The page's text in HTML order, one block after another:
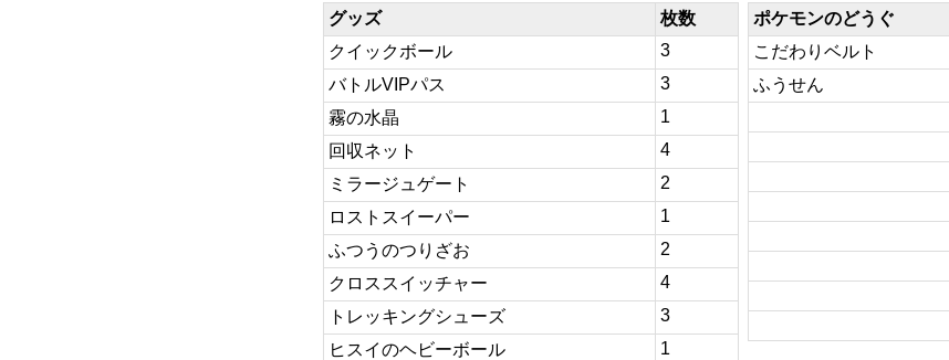
グッズ
枚数
クイックボール
3
バトルVIPパス
3
霧の水晶
1
回収ネット
4
ミラージュゲート
2
ロストスイーパー
1
ふつうのつりざお
2
クロススイッチャー
4
トレッキングシューズ
3
ヒスイのヘビーボール
1
ポケモンのどうぐ
こだわりベルト
ふうせん